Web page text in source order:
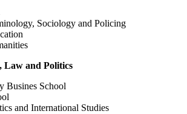
Sociology and Policing
Law and Politics
Busines School
and International Studies